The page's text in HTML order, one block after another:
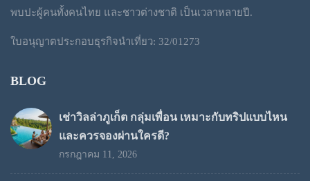
พบปะผู้คนทั้งคนไทย และชาวต่างชาติ เป็นเวลาหลายปี.
ใบอนุญาตประกอบธุรกิจนำเที่ยว: 32/01273
BLOG
เช่าวิลล่าภูเก็ต กลุ่มเพื่อน เหมาะกับทริปแบบไหน
และควรจองผ่านใครดี?
กรกฎาคม 11, 2026